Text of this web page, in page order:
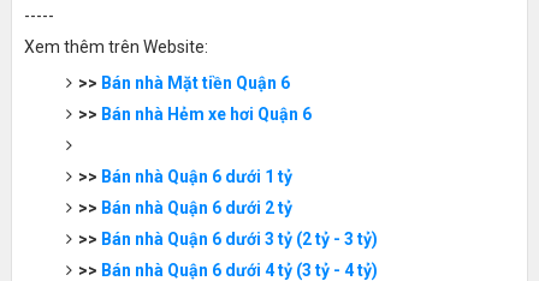
-----
Xem thêm trên Website:
>> Bán nhà Mặt tiền Quận 6
>> Bán nhà Hẻm xe hơi Quận 6
>> Bán nhà Quận 6 dưới 1 tỷ
>> Bán nhà Quận 6 dưới 2 tỷ
>> Bán nhà Quận 6 dưới 3 tỷ (2 tỷ - 3 tỷ)
>> Bán nhà Quận 6 dưới 4 tỷ (3 tỷ - 4 tỷ)